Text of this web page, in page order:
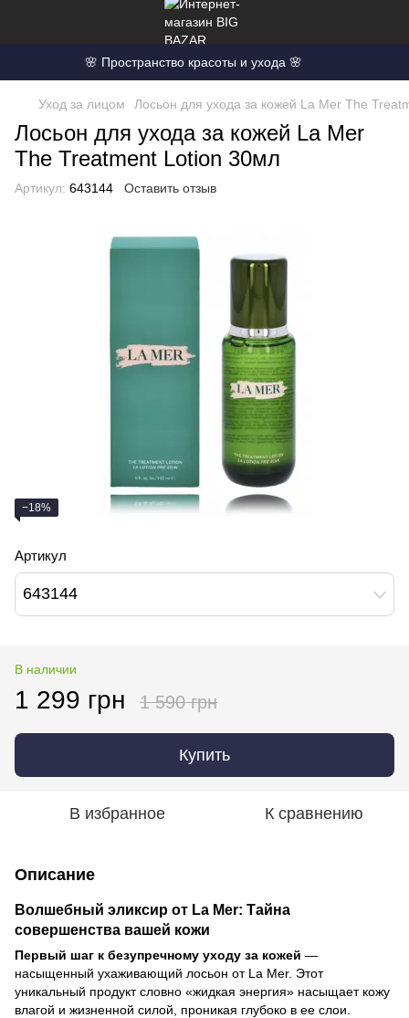
🌸 Пространство красоты и ухода 🌸
Уход за лицом Лосьон для ухода за кожей La Mer The
Лосьон для ухода за кожей La Mer
The Treatment Lotion 30мл
Артикул: 643144 Оставить отзыв
−18%
Артикул
643144
В наличии
1 299 грн 1 590 грн
Купить
В избранное К сравнению
Описание
Волшебный эликсир от La Mer: Тайна
совершенства вашей кожи
Первый шаг к безупречному уходу за кожей —
насыщенный ухаживающий лосьон от La Mer. Этот
уникальный продукт словно «жидкая энергия» насыщает кожу
влагой и жизненной силой, проникая глубоко в ее слои.